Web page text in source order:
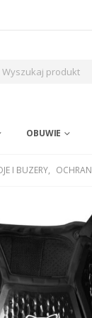
OBUWIE
I BUZERY,